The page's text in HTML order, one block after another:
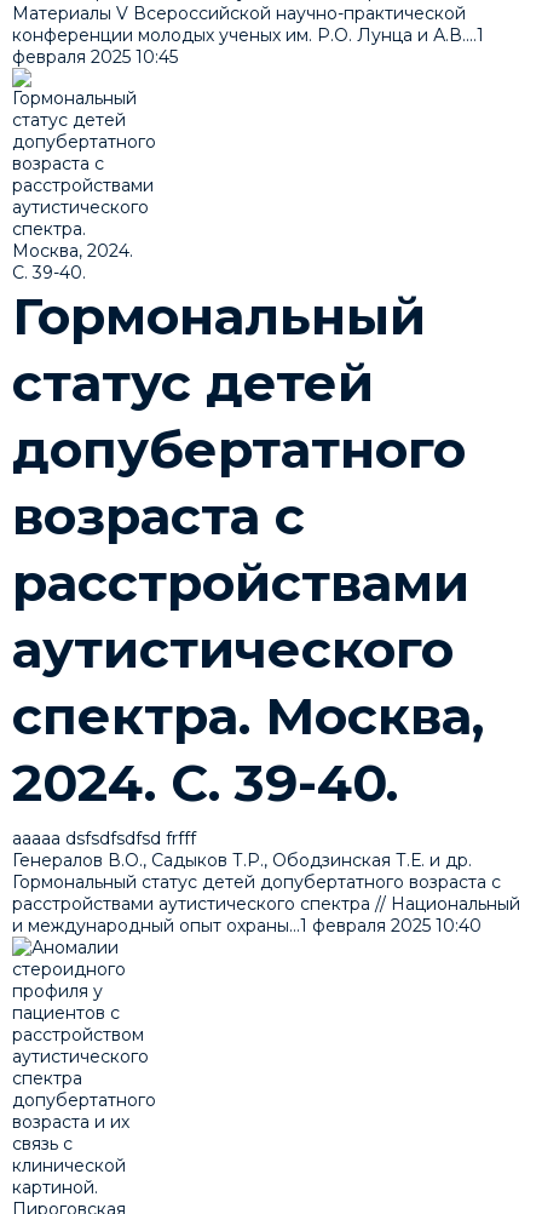
Материалы V Всероссийской научно-практической
конференции молодых ученых им. Р.О. Лунца и А.В....1
февраля 2025 10:45
Гормональный
статус детей
допубертатного
возраста с
расстройствами
аутистического
спектра. Москва,
2024. С. 39-40.
ааааа dsfsdfsdfsd frfff
Генералов В.О., Садыков Т.Р., Ободзинская Т.Е. и др.
Гормональный статус детей допубертатного возраста с
расстройствами аутистического спектра // Национальный
и международный опыт охраны...1 февраля 2025 10:40